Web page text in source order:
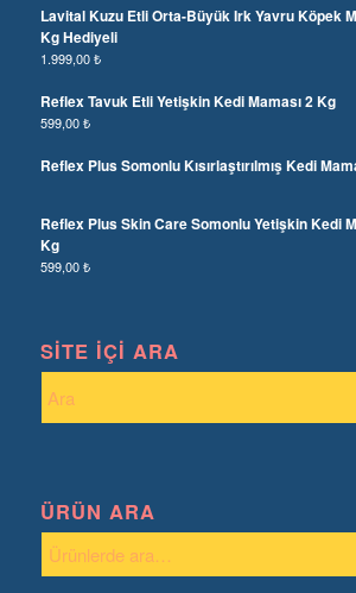
Lavital Kuzu Etli Orta-Büyük Irk Yavru Köpek
Kg Hediyeli
1.999,00₺
Reflex Tavuk Etli Yetişkin Kedi Maması 2 Kg
599,00₺
Reflex Plus Somonlu Kısırlaştırılmış Kedi
Reflex Plus Skin Care Somonlu Yetişkin Kedi
Kg
599,00₺
SITE İÇI ARA
ÜRÜN ARA